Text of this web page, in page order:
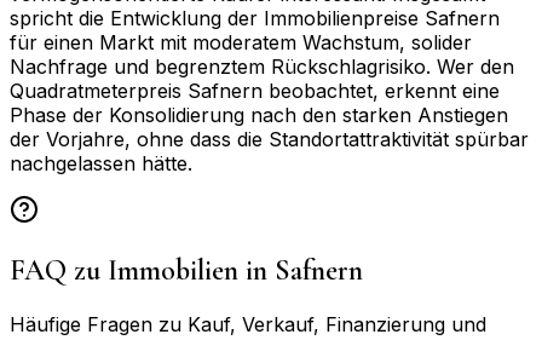
spricht die Entwicklung der Immobilienpreise Safnern
für einen Markt mit moderatem Wachstum, solider
Nachfrage und begrenztem Rückschlagrisiko. Wer den
Quadratmeterpreis Safnern beobachtet, erkennt eine
Phase der Konsolidierung nach den starken Anstiegen
der Vorjahre, ohne dass die Standortattraktivität spürbar
nachgelassen hätte.
FAQ zu Immobilien in Safnern
Häufige Fragen zu Kauf, Verkauf, Finanzierung und